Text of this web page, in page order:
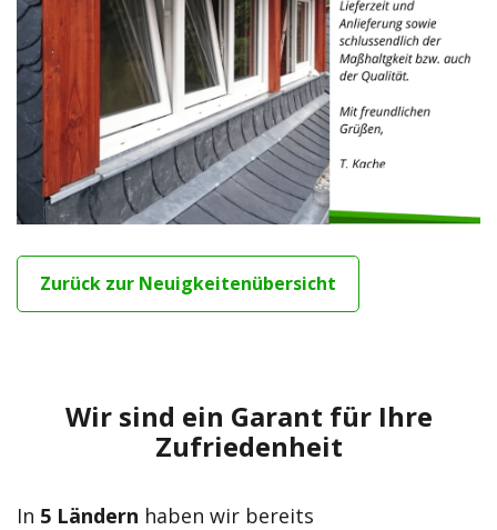
Zurück zur Neuigkeitenübersicht
Wir sind ein Garant für Ihre
Zufriedenheit
In 5 Ländern haben wir bereits